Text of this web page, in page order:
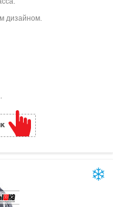
дизайном.